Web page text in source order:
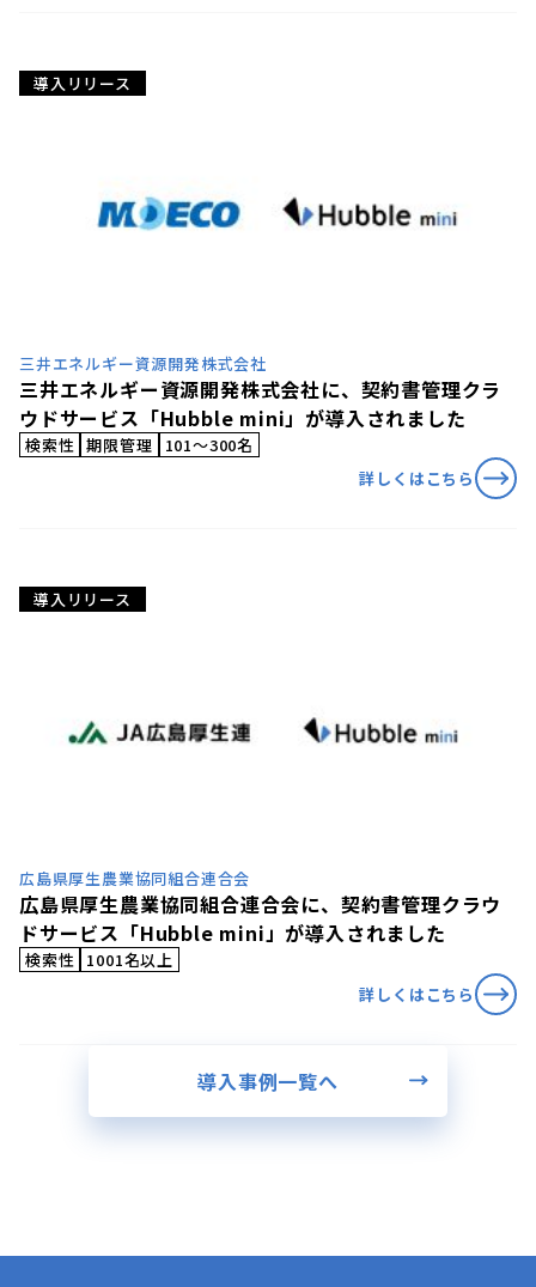
導入リリース
三井エネルギー資源開発株式会社
三井エネルギー資源開発株式会社に、契約書管理クラ
ウドサービス「Hubble mini」が導入されました
検索性 期限管理
101〜300名
詳しくはこちら
導入リリース
広島県厚生農業協同組合連合会
広島県厚生農業協同組合連合会に、契約書管理クラウ
ドサービス「Hubble mini」が導入されました
検索性 1001名以上
詳しくはこちら
導入事例一覧へ